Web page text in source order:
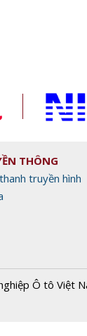
THÔNG
truyền hình
Ô tô Việt